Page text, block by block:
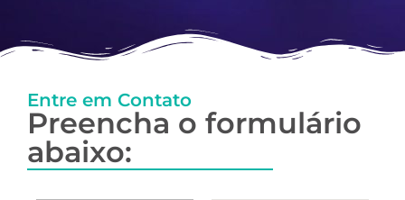
Entre em Contato
Preencha o formulário
abaixo: